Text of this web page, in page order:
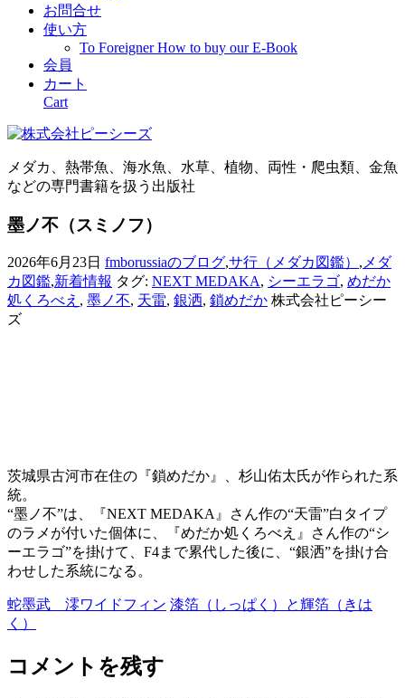
お問合せ
使い方
To Foreigner How to buy our E-Book
会員
カート
Cart
メダカ、熱帯魚、海水魚、水草、植物、両性・爬虫類、金魚
などの専門書籍を扱う出版社
墨ノ不（スミノフ）
2026年6月23日 fmborussiaのブログ,サ行（メダカ図鑑） ,メダ
カ図鑑,新着情報 タグ: NEXT MEDAKA, シーエラゴ, めだか
処くろべえ , 墨ノ不, 天雷, 銀洒, 鎖めだか 株式会社ピーシー
ズ
茨城県古河市在住の『鎖めだか』、杉山佑太氏が作られた系
統。
“墨ノ不”は、『NEXT MEDAKA』さん作の“天雷”白タイプ
のラメが付いた個体に、『めだか処くろべえ』さん作の“シ
ーエラゴ”を掛けて、F4まで累代した後に、“銀洒”を掛け合
わせした系統になる。
蛇墨武 澪ワイドフィン 漆箔（しっぱく）と輝箔（きは
く）
コメントを残す